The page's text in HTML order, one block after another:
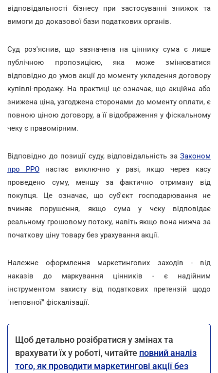
відповідальності бізнесу при застосуванні знижок та
вимоги до доказової бази податкових органів.
Суд роз'яснив, що зазначена на ціннику сума є лише
публічною пропозицією, яка може змінюватися
відповідно до умов акції до моменту укладення договору
купівлі-продажу. На практиці це означає, що акційна або
знижена ціна, узгоджена сторонами до моменту оплати, є
повною ціною договору, а її відображення у фіскальному
чеку є правомірним.
Відповідно до позиції суду, відповідальність за Законом
про РРО настає виключно у разі, якщо через касу
проведено суму, меншу за фактично отриману від
покупця. Це означає, що суб'єкт господарювання не
вчиняє порушення, якщо сума у чеку відповідає
реальному грошовому потоку, навіть якщо вона нижча за
початкову ціну товару без урахування акції.
Належне оформлення маркетингових заходів - від
наказів до маркування цінників - є надійним
інструментом захисту від податкових претензій щодо
"неповної" фіскалізації.
Щоб детально розібратися у змінах та
врахувати їх у роботі, читайте повний аналіз
того, як проводити маркетингові акції без